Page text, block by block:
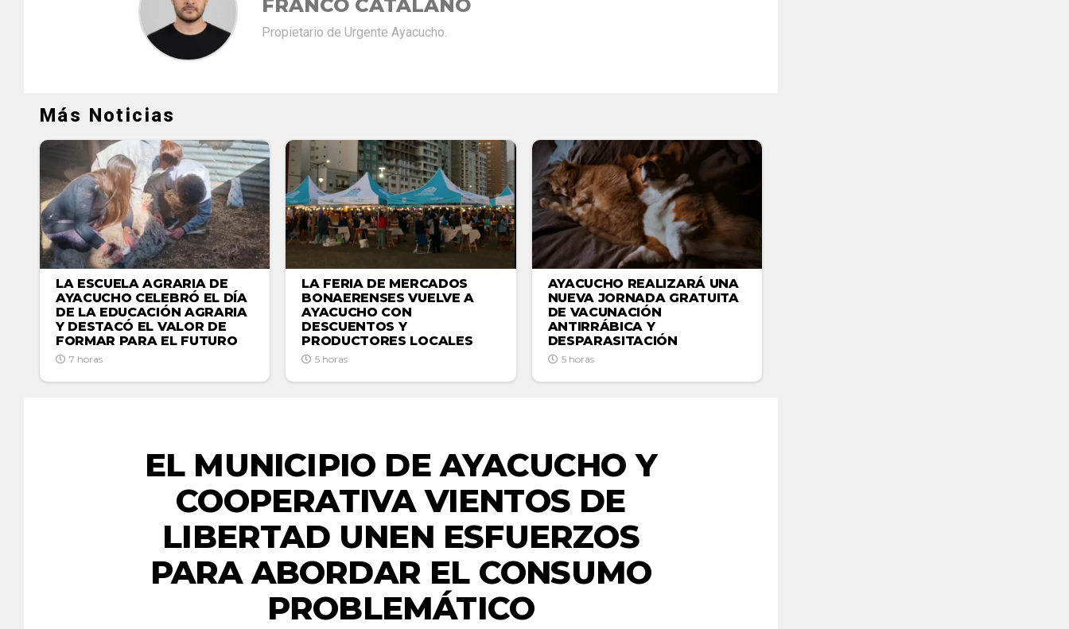
FRANCO CATALANO
Propietario de Urgente Ayacucho.
Más Noticias
LA ESCUELA AGRARIA DE
AYACUCHO CELEBRÓ EL DÍA
DE LA EDUCACIÓN AGRARIA
Y DESTACÓ EL VALOR DE
FORMAR PARA EL FUTURO
7 horas
LA FERIA DE MERCADOS
BONAERENSES VUELVE A
AYACUCHO CON
DESCUENTOS Y
PRODUCTORES LOCALES
5 horas
AYACUCHO REALIZARÁ UNA
NUEVA JORNADA GRATUITA
DE VACUNACIÓN
ANTIRRÁBICA Y
DESPARASITACIÓN
5 horas
EL MUNICIPIO DE AYACUCHO Y
COOPERATIVA VIENTOS DE
LIBERTAD UNEN ESFUERZOS
PARA ABORDAR EL CONSUMO
PROBLEMÁTICO